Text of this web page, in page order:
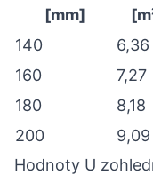
[mm]
140
6,36
160
7,27
180
8,18
200
9,09
Hodnoty U